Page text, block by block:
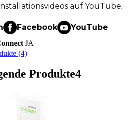
auf YouTube.
Facebook YouTube
JA
(4)
Produkte4